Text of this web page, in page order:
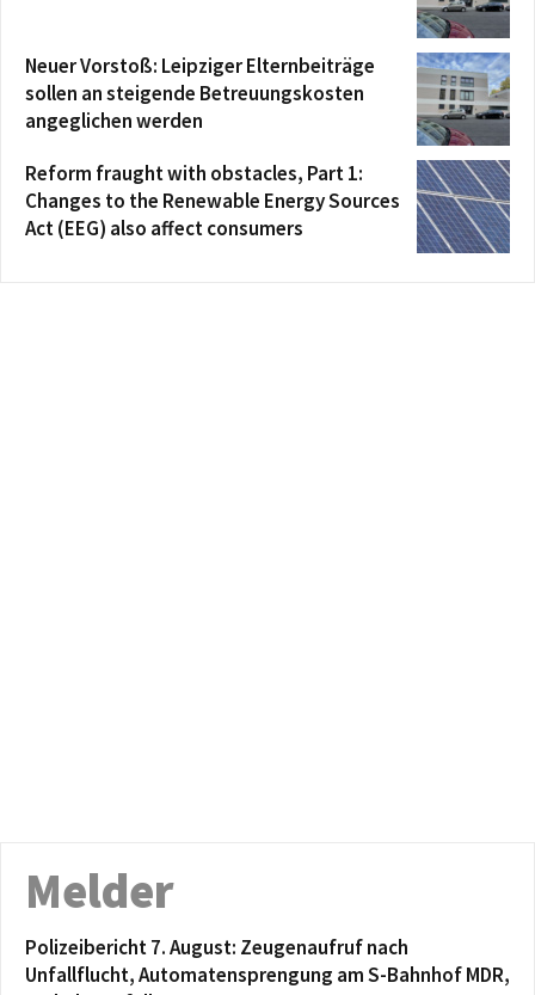
Neuer Vorstoß: Leipziger Elternbeiträge
sollen an steigende Betreuungskosten
angeglichen werden
Reform fraught with obstacles, Part 1:
Changes to the Renewable Energy Sources
Act (EEG) also affect consumers
Melder
Polizeibericht 7. August: Zeugenaufruf nach
Unfallflucht, Automatensprengung am S-Bahnhof MDR,